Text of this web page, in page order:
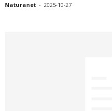
Naturanet - 2025-10-27